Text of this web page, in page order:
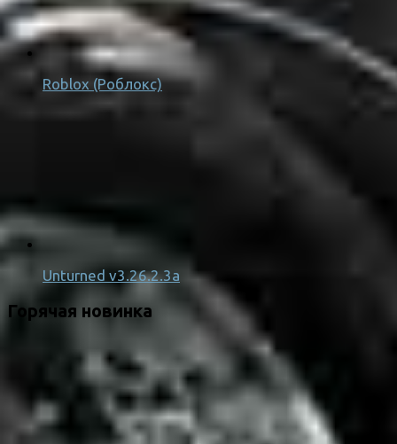
Roblox (Роблокс)
Unturned v3.26.2.3a
Горячая новинка